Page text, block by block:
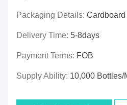
Packaging Details:
Delivery Time: 5-8days
Payment Terms: FOB
Supply Ability: 10,000 Bottles/